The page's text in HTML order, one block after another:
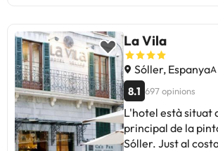
La Vila
Sóller, Espanya
8.1 697 opinions
L'hotel està situat
principal de la
Sóller. Just al